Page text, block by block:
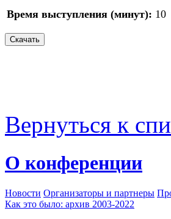
Время выступления (минут): 10
Вернуться к
О конференции
Новости Организаторы и партнеры
Как это было: архив 2003-2022